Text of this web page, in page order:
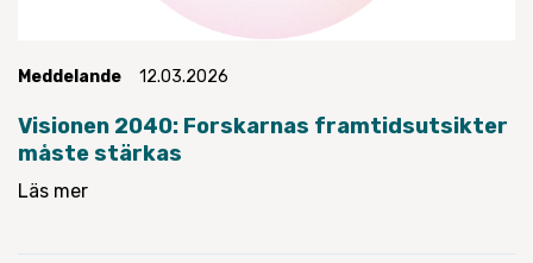
Meddelande 12.03.2026
Visionen 2040: Forskarnas framtidsutsikter
måste stärkas
Läs mer